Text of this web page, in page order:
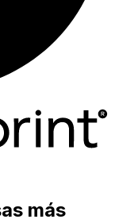
más